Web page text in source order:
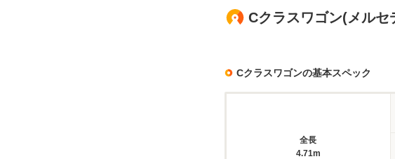
Cクラスワゴン(メル
Cクラスワゴンの基本スペック
全長
4.71m